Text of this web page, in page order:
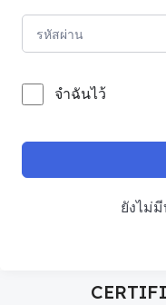
จำฉันไว้
ยังไม่